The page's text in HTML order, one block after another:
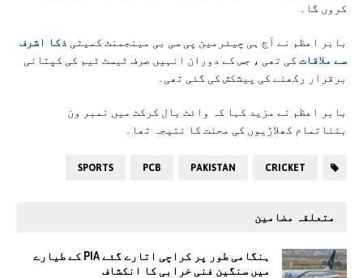
کروں گا۔
بابر اعظم نے آج ہی چیئرمین پی سی بی مینجمنٹ کمیٹی ذکا اشرف
سے ملاقات کی تھی ، جس کے دوران انہیں صرف ٹیسٹ ٹیم کی کپتانی
برقرار رکھنے کی پیشکش کی گئی تھی۔
بابر اعظم نے مزید کہا کہ وائٹ بال کرکٹ میں نمبر ون
بنناتمام کھلاڑیوں کی محنت کا نتیجہ تھا۔
CRICKET
PAKISTAN
PCB
SPORTS
متعلقہ مضامین
ہنگامی طور پر کراچی اتارے گئے PIA کے طیارے
میں سنگین فنی خرابی کا انکشاف